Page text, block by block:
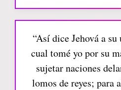
“Así dice Jehová a
cual tomé yo por su
sujetar naciones
lomos de reyes; para